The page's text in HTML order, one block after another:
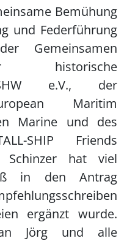
Bemühung
und Federführung
Gemeinsamen
historische
e.V., der
Maritim
Marine und des
SHIP Friends
Schinzer hat viel
in den Antrag
ergänzt wurde.
Jörg und alle